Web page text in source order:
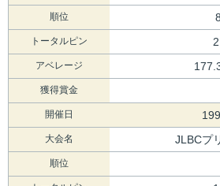
順位
トータルピン
アベレージ
獲得賞金
開催日
大会名 JLBCプ
順位